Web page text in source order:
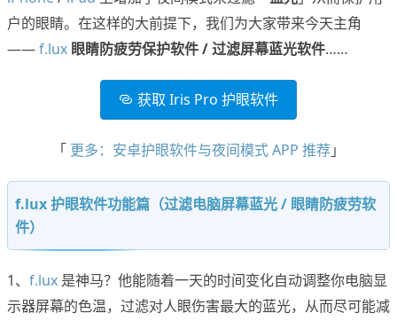
户的眼睛。在这样的大前提下，我们为大家带来今天主角
——f.lux 眼睛防疲劳保护软件 / 过滤屏幕蓝光软件……
获取 Iris Pro 护眼软件
「 更多：安卓护眼软件与夜间模式 APP 推荐」
f.lux 护眼软件功能篇（过滤电脑屏幕蓝光 / 眼睛防疲劳软
件）
1、 f.lux 是神马？他能随着一天的时间变化自动调整你电脑显
示器屏幕的色温，过滤对人眼伤害最大的蓝光，从而尽可能减